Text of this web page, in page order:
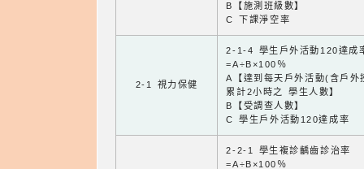
B【施測班級數】
C 下課淨空率
2-1 視力保健
2-1-4 學生戶外活動120達成
=A÷B×100％
A【達到每天戶外活動(含戶外
累計2小時之 學生人數】
B【受調查人數】
C 學生戶外活動120達成率
2-2-1 學生複診齲齒診治率
=A÷B×100％